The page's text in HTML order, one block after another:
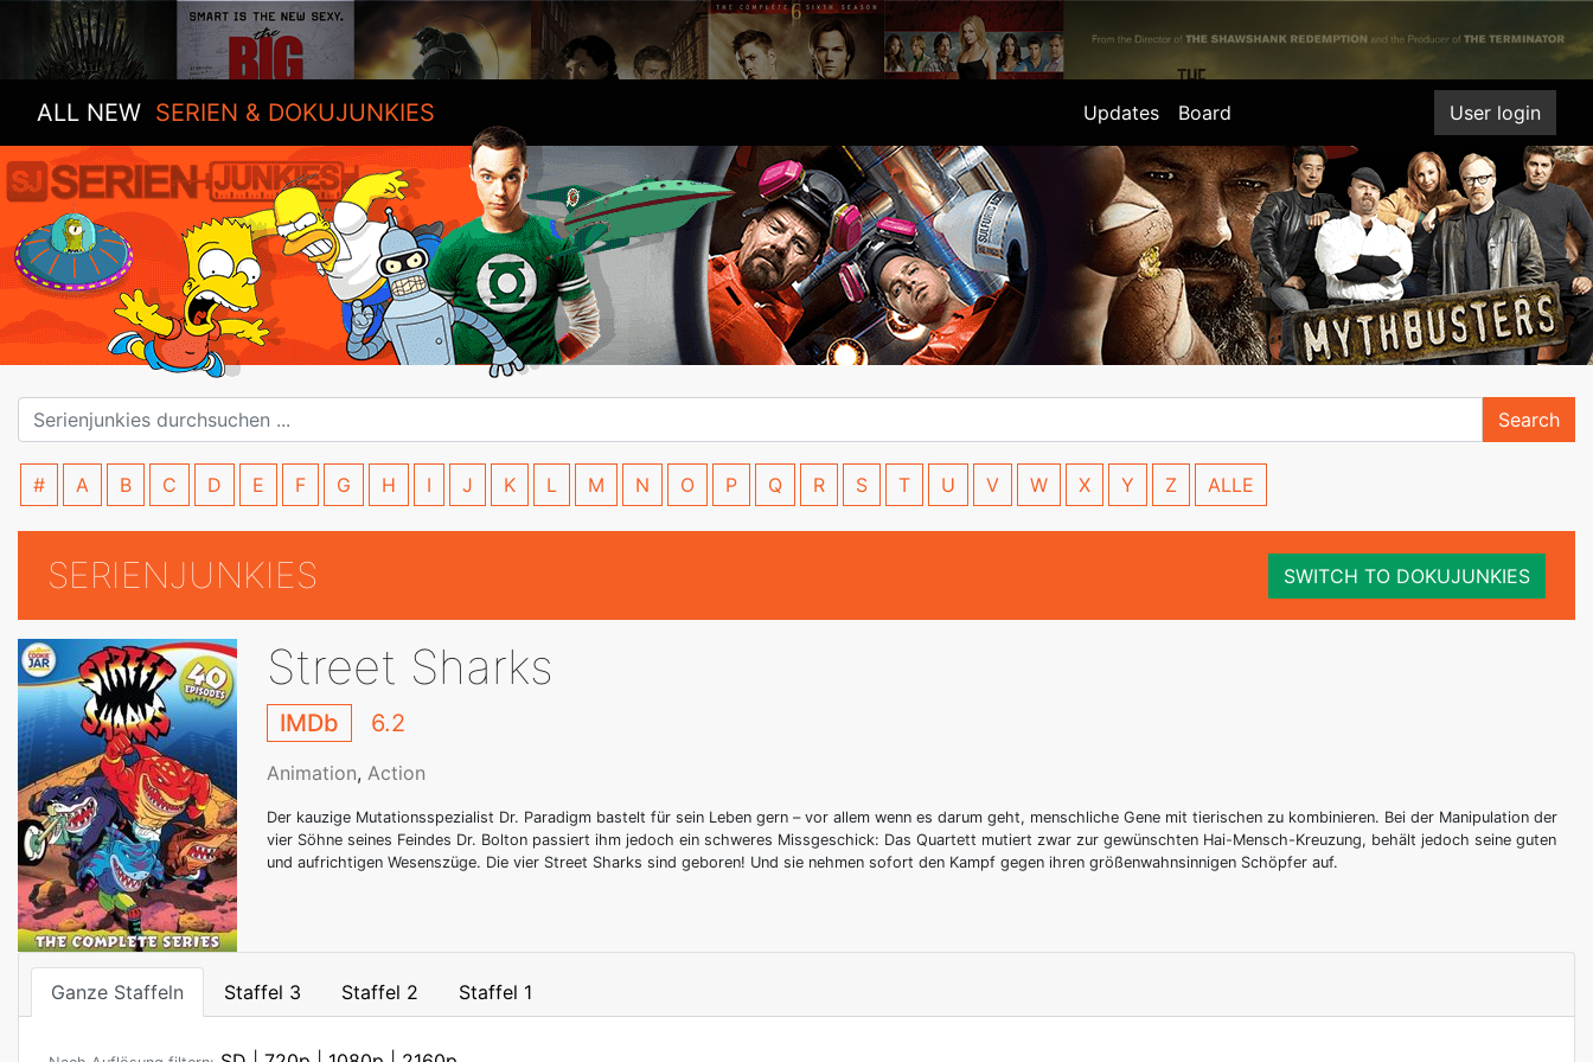
ALL NEW SERIEN & DOKUJUNKIES Updates Board User login
Search
# A B C D E F G H I J K L M N O P Q R S T U V W X Y Z ALLE
SERIENJUNKIES SWITCH TO DOKUJUNKIES
Street Sharks
IMDb 6.2
Animation, Action
Der kauzige Mutationsspezialist Dr. Paradigm bastelt für sein Leben gern – vor allem wenn es darum geht, menschliche Gene mit tierischen zu kombinieren. Bei der Manipulation der
vier Söhne seines Feindes Dr. Bolton passiert ihm jedoch ein schweres Missgeschick: Das Quartett mutiert zwar zur gewünschten Hai-Mensch-Kreuzung, behält jedoch seine guten
und aufrichtigen Wesenszüge. Die vier Street Sharks sind geboren! Und sie nehmen sofort den Kampf gegen ihren größenwahnsinnigen Schöpfer auf.
Ganze Staffeln Staffel 3 Staffel 2 Staffel 1